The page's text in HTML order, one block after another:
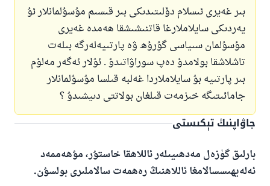
بىر غەيرى ئىسلام دۆلىتىدىكى بىر قىسىم مۇسۇلمانلار ئۇ
يەردىكى سايلاملارغا قاتنىشىشقا ھەمدە غەيرى
مۇسۇلمان سىياسى گۇرۇھ ۋە پارتىيەلەرگە بىلەت
تاشلاشقا بولامدۇ دەپ سوراۋاتىدۇ . ئۇلار ئەگەر مەلۇم
بىر پارتىيە بۇ سايلاملاردا غەلبە قىلسا مۇسۇلمانلار
جامائىتىگە خىزمەت قىلغان بولاتتى دىيشىدۇ ؟
جاۋاپنىڭ تېكىستى
بارلىق گۈزەل مەدھىيىلەر ئاللاھقا خاستۇر، مۇھەممەد
ئەلەيھىسسالامغا ئاللاھنىڭ رەھمەت سالاملىرى بولسۇن.